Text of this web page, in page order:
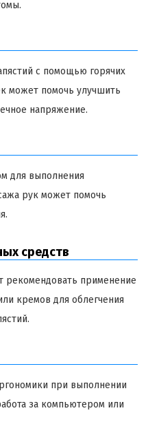
с помощью горячих
может помочь улучшить
напряжение.
для выполнения
рук может помочь
средств
рекомендовать применение
кремов для облегчения
при выполнении
за компьютером или